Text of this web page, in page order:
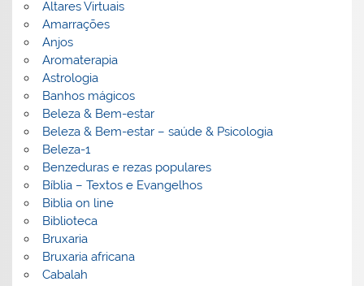
Altares Virtuais
Amarrações
Anjos
Aromaterapia
Astrologia
Banhos mágicos
Beleza & Bem-estar
Beleza & Bem-estar – saúde & Psicologia
Beleza-1
Benzeduras e rezas populares
Bíblia – Textos e Evangelhos
Biblia on line
Biblioteca
Bruxaria
Bruxaria africana
Cabalah